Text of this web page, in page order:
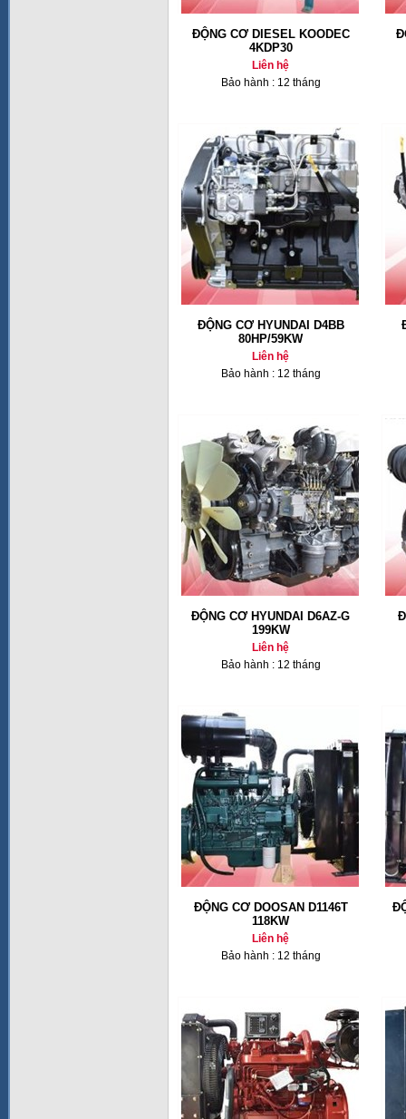
ĐỘNG CƠ DIESEL KOODEC
4KDP30
Liên hệ
Bảo hành : 12 tháng
ĐỘNG CƠ HYUNDAI D4BB
80HP/59KW
Liên hệ
Bảo hành : 12 tháng
ĐỘNG CƠ HYUNDAI D6AZ-G
199KW
Liên hệ
Bảo hành : 12 tháng
ĐỘNG CƠ DOOSAN D1146T
118KW
Liên hệ
Bảo hành : 12 tháng